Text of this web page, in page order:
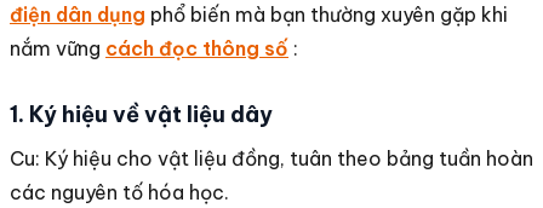
điện dân dụng phổ biến mà bạn thường xuyên gặp khi
nắm vững cách đọc thông số :
1. Ký hiệu về vật liệu dây
Cu: Ký hiệu cho vật liệu đồng, tuân theo bảng tuần hoàn
các nguyên tố hóa học.